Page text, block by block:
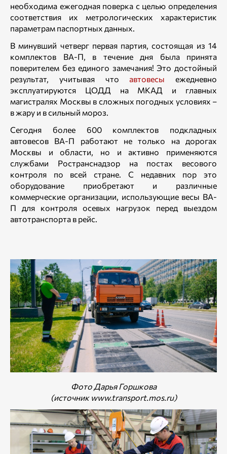
необходима ежегодная поверка с целью определения
соответствия их метрологических характеристик
параметрам паспортных данных.
В минувший четверг первая партия, состоящая из 14
комплектов ВА-П, в течение дня была принята
поверителем без единого замечания! Это достойный
результат, учитывая что автовесы ежедневно
эксплуатируются ЦОДД на МКАД и главных
магистралях Москвы в сложных погодных условиях –
в жару и в сильный мороз.
Сегодня более 600 комплектов подкладных
автовесов ВА-П работают не только на дорогах
Москвы и области, но и активно применяются
службами Ространснадзор на постах весового
контроля по всей стране. С недавних пор это
оборудование приобретают и различные
коммерческие организации, использующие весы ВА-
П для контроля осевых нагрузок перед выездом
автотранспорта в рейс.
Фото Дарья Горшкова
(источник www.transport.mos.ru)